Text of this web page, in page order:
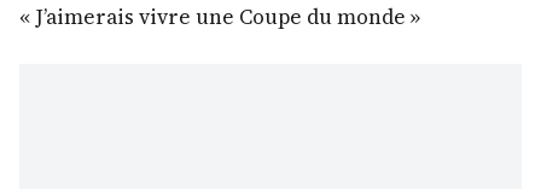
« J’aimerais vivre une Coupe du monde »